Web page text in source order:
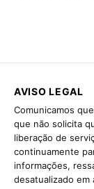
AVISO LEGAL
Comunicamos que
que não solicita
liberação de
continuamente
informações,
desatualizado em